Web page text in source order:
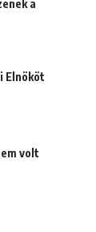
a
Elnököt
volt